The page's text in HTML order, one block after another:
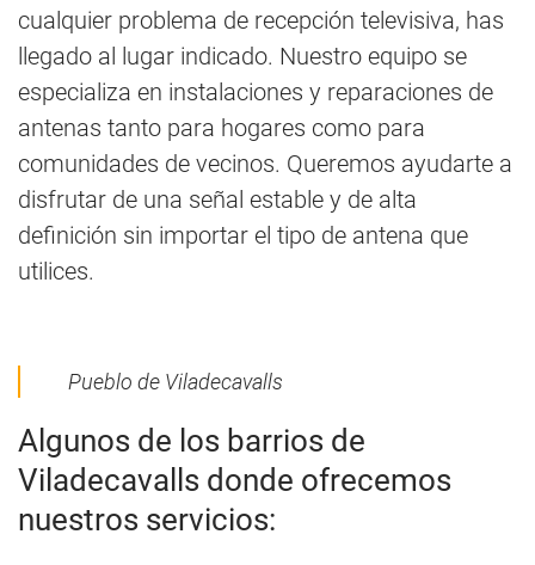
cualquier problema de recepción televisiva, has
llegado al lugar indicado. Nuestro equipo se
especializa en instalaciones y reparaciones de
antenas tanto para hogares como para
comunidades de vecinos. Queremos ayudarte a
disfrutar de una señal estable y de alta
definición sin importar el tipo de antena que
utilices.
Pueblo de Viladecavalls
Algunos de los barrios de
Viladecavalls donde ofrecemos
nuestros servicios: